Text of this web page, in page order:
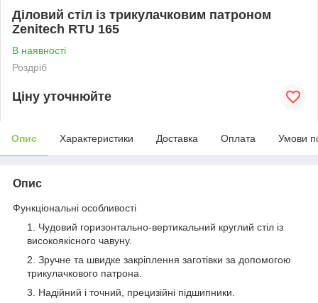
Діловий стіл із трикулачковим патроном
Zenitech RTU 165
В наявності
Роздріб
Ціну уточнюйте
Опис Характеристики Доставка Оплата Умови
Опис
Функціональні особливості
Чудовий горизонтально-вертикальний круглий стіл із
високоякісного чавуну.
Зручне та швидке закріплення заготівки за допомогою
трикулачкового патрона.
Надійний і точний, прецизійні підшипники.